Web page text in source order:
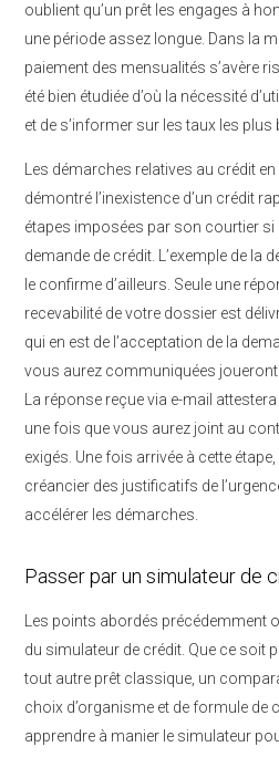
oublient qu’un prêt les engages à
une période assez longue. Dans la
paiement des mensualités s’avère
été bien étudiée d’où la nécessité
et de s’informer sur les taux les plus
Les démarches relatives au crédit
démontré l’inexistence d’un crédit
étapes imposées par son courtier si
demande de crédit. L’exemple de la
le confirme d’ailleurs. Seule une
recevabilité de votre dossier est
qui en est de l’acceptation de la
vous aurez communiquées joueront
La réponse reçue via e-mail
une fois que vous aurez joint au
exigés. Une fois arrivée à cette
créancier des justificatifs de
accélérer les démarches.
Passer par un simulateur de
Les points abordés précédemment
du simulateur de crédit. Que ce soit
tout autre prêt classique, un
choix d’organisme et de formule de
apprendre à manier le simulateur